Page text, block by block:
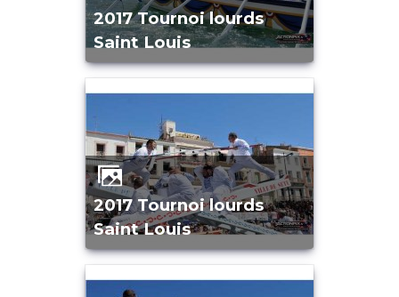
2017 Tournoi lourds
Saint Louis
2017 Tournoi lourds
Saint Louis